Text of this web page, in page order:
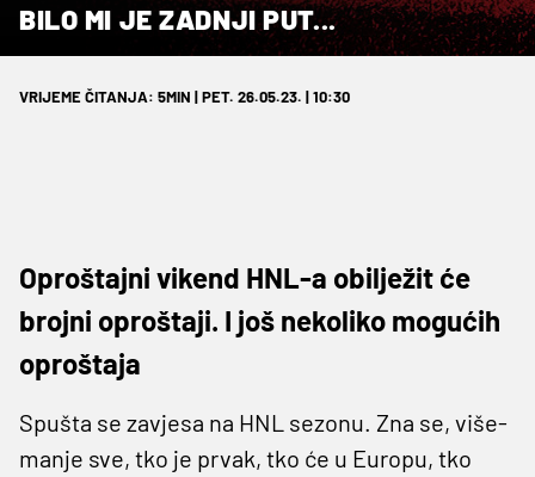
BILO MI JE ZADNJI PUT...
VRIJEME ČITANJA: 5MIN | PET. 26.05.23. | 10:30
Oproštajni vikend HNL-a obilježit će
brojni oproštaji. I još nekoliko mogućih
oproštaja
Spušta se zavjesa na HNL sezonu. Zna se, više-
manje sve, tko je prvak, tko će u Europu, tko